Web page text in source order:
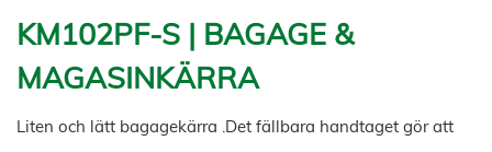
KM102PF-S | BAGAGE &
MAGASINKÄRRA
Liten och lätt bagagekärra .Det fällbara handtaget gör att